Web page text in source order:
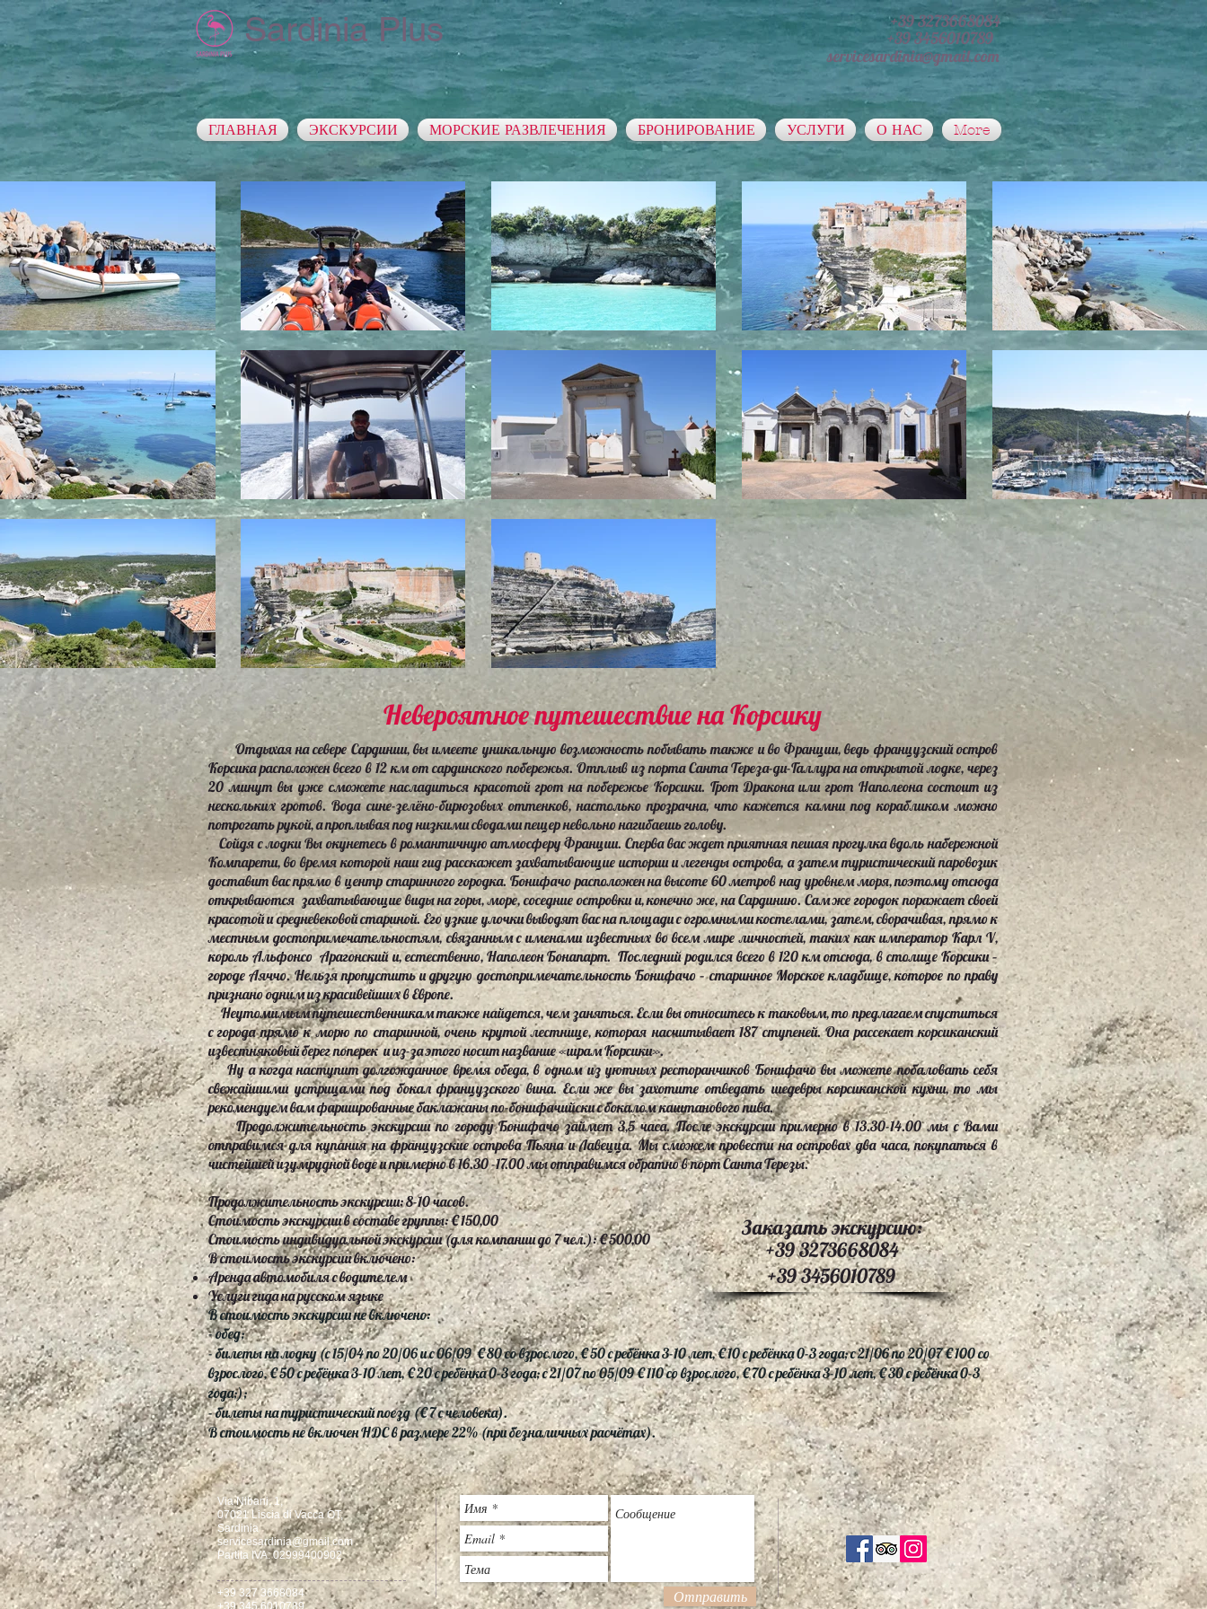
Sardinia Plus
+39 3273668084
+39 3456010789
servicesardinia@gmail.com
ГЛАВНАЯ ЭКСКУРСИИ МОРСКИЕ РАЗВЛЕЧЕНИЯ БРОНИРОВАНИЕ УСЛУГИ О НАС More
Невероятное путешествие на Корсику
Отдыхая на севере Сардинии, вы имеете уникальную возможность побывать также и во Франции, ведь французский остров
Корсика расположен всего в 12 км от сардинского побережья. Отплыв из порта Санта Тереза-ди-Галлура на открытой лодке, через
20 минут вы уже сможете насладиться красотой гротна побережье Корсики. Грот Дракона или грот Наполеона состоит из
нескольких гротов. Вода сине-зелёно-бирюзовых оттенков, настолько прозрачна, что кажется камни под корабликом можно
потрогать рукой, а проплывая под низкими сводами пещер невольно нагибаешь голову.
Сойдя с лодки Вы окунетесь в романтичную атмосферу Франции. Сперва вас ждет приятная пешая прогулка вдоль набережной
Компарети, во время которой наш гид расскажет захватывающие истории и легенды острова, а затем туристический паровозик
доставит вас прямо в центр старинного городка. Бонифачо расположен на высоте 60 метров над уровнем моря, поэтому отсюда
открываются захватывающие виды на горы, море, соседние островки и, конечно же, на Сардинию. Сам же городок поражает своей
красотой и средневековой стариной. Его узкие улочки выводят вас на площади с огромными костелами, затем, сворачивая, прямо к
местным достопримечательностям, связанным с именами известных во всем мире личностей, таких как император Карл V,
король Альфонсо Арагонский и, естественно, Наполеон Бонапарт. Последний родился всего в 120 км отсюда, в столице Корсики –
городе Аяччо. Нельзя пропустить и другую достопримечательность Бонифачо – старинное Морское кладбище, которое по праву
признано одним из красивейших в Европе.
Неутомимым путешественникам также найдется, чем заняться. Если вы относитесь к таковым, то предлагаем спуститься
с города прямо к морю по старинной, очень крутой лестнице, которая насчитывает 187 ступеней. Она рассекает корсиканский
известняковый берег поперек и из-за этого носит название «шрам Корсики».
Ну а когда наступит долгожданное время обеда, в одном из уютных ресторанчиков Бонифачо вы можете побаловать себя
свежайшими устрицами под бокал французского вина. Если же вы захотите отведать шедевры корсиканской кухни, то мы
рекомендуем вам фаршированные баклажаны по-бонифачийски с бокалом каштанового пива.
Продолжительность экскурсии по городу Бонифачо займет 3,5 часа. После экскурсии примерно в 13.30-14.00 мы с Вами
отправимся для купания на французские острова Пьяна и Лавецца. Мы сможем провести на островах два часа, покупаться в
чистейшей изумрудной воде и примерно в 16.30 -17.00 мы отправимся обратно в порт Санта Терезы.
Продолжительность экскурсии: 8-10 часов.
Стоимость экскурсии в составе группы: € 150,00
Стоимость индивидуальной экскурсии (для компании до 7 чел.): € 500,00
В стоимость экскурсии включено:
Аренда автомобиля с водителем
Услуги гида на русском языке
В стоимость экскурсии не включено:
- обед;
- билеты на лодку (с 15/04 по 20/06 и с 06/09 € 80 со взрослого, € 50 с ребёнка 3-10 лет, € 10 с ребёнка 0-3 года; с 21/06 по 20/07 € 100 со
взрослого, € 50 с ребёнка 3-10 лет, € 20 с ребёнка 0-3 года; с 21/07 по 05/09 € 110 со взрослого, € 70 с ребёнка 3-10 лет, € 30 с ребёнка 0-3
года;);
- билеты на туристический поезд (€ 7 с человека).
В стоимость не включен НДС в размере 22% (при безналичных расчётах).
Заказать экскурсию:
+39 3273668084
+39 3456010789
+39 327 3668084
+39 345 6010789
Via Nibani, 1,
07021 Liscia di Vacca OT,
Sardinia
servicesardinia@gmail.com
Partita IVA: 02999400902
Отправить